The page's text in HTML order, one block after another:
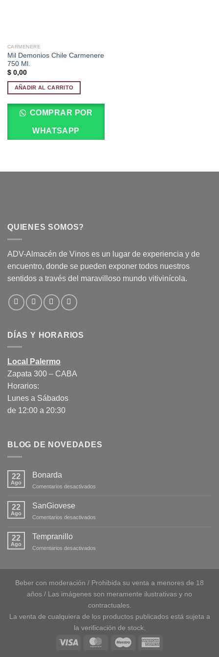
CARMENERE
Mil Demonios Chile Carmenere
750 Ml.
$0,00
AÑADIR AL CARRITO
COMPRAR POR
WHATSAPP
QUIENES SOMOS?
ADV-Almacén de Vinos es un lugar de experiencia y de
encuentro, donde se pueden exponer todos nuestros
sentidos a través del maravilloso mundo vitivinícola.
DÍAS Y HORARIOS
Local Palermo
Zapata 300 – CABA
Horarios:
Lunes a Sábados
de 12:00 a 20:30
BLOG DE NOVEDADES
22
Ago
Bonarda
Comentarios desactivados
22
Ago
SanGiovese
Comentarios desactivados
22
Ago
Tempranillo
Comentarios desactivados
Beber con moderación / Prohibida su venta a menores de 18
años / Las imágenes son meramente ilustrativas y no
contractuales.
La venta de cualquiera de los productos publicados está sujeta a
la verificación de stock.